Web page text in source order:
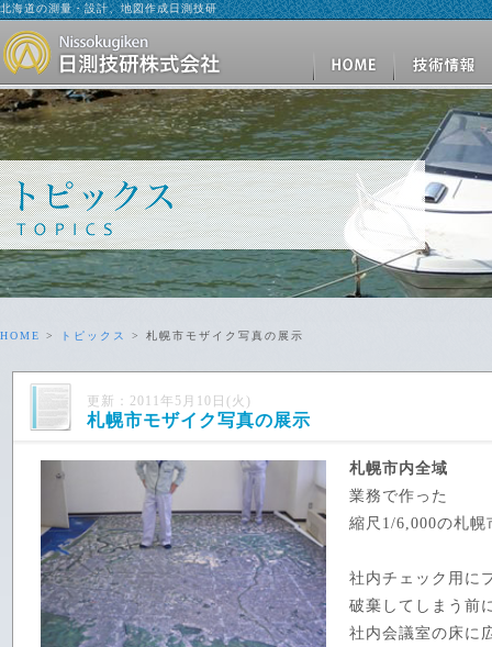
北海道の測量・設計、地図作成日測技研
HOME > トピックス > 札幌市モザイク写真の展示
更新：2011年5月10日(火)
札幌市モザイク写真の展示
札幌市内全域
業務で作った
縮尺1/6,000の札
社内チェック用に
破棄してしまう前
社内会議室の床に